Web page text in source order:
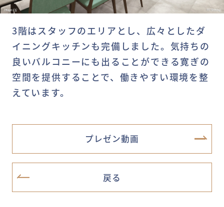
3階はスタッフのエリアとし、広々としたダ
イニングキッチンも完備しました。気持ちの
良いバルコニーにも出ることができる寛ぎの
空間を提供することで、働きやすい環境を整
えています。
プレゼン動画
戻る